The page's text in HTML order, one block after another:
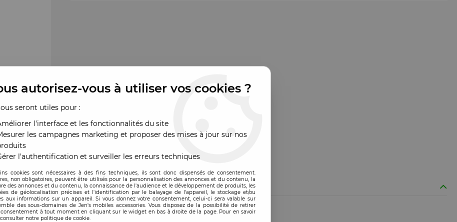
autorisez-vous à utiliser vos cookies ?
seront utiles pour :
l'interface et les fonctionnalités du site
les campagnes marketing et proposer des mises à jour sur nos
l'authentification et surveiller les erreurs techniques
cookies sont nécessaires à des fins techniques, ils sont donc dispensés de consentement.
non obligatoires, peuvent être utilisés pour la personnalisation des annonces et du contenu, la
des annonces et du contenu, la connaissance de l'audience et le développement de produits, les
de géolocalisation précises et l'identification par le balayage de l'appareil, le stockage et/ou
aux informations sur un appareil. Si vous donnez votre consentement, celui-ci sera valable sur
des sous-domaines de Jen's mobiles accessories. Vous disposez de la possibilité de retirer
consentement à tout moment en cliquant sur le widget en bas à droite de la page. Pour en savoir
notre politique de cookie.